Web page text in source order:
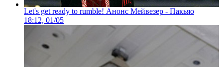
Let's get ready to rumble! Анонс Мейвезер - Пакьяо
18:12, 01/05